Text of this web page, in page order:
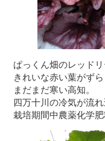
ぱっくん畑のレッド
きれいな赤い葉がず
まだまだ寒い高知。
四万十川の冷気が流
栽培期間中農薬化学肥